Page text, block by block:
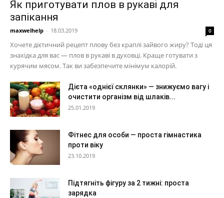
Як приготувати плов в рукаві для
запікання
maxwelhelp - 18.03.2019 0
Хочете дієтичний рецепт плову без краплі зайвого жиру? Тоді ця
знахідка для вас — плов в рукаві в духовці. Краще готувати з
курячим мясом. Так ви забезпечите мінімум калорій.
Дієта «однієї склянки» — знижуємо вагу і
очистити організм від шлаків...
25.01.2019
Фітнес для особи — проста гімнастика
проти віку
23.10.2019
Підтягніть фігуру за 2 тижні: проста
зарядка